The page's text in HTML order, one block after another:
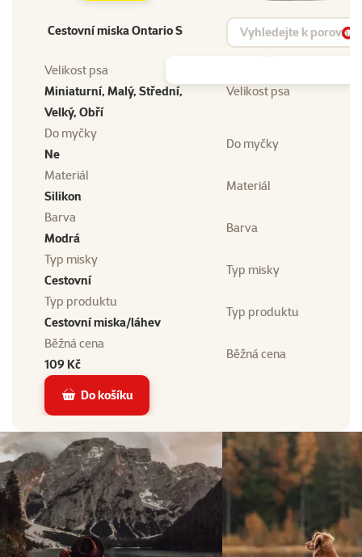
Cestovní miska Ontario S
Vyhledat produkt
Velikost psa
Miniaturní, Malý, Střední,
Velký, Obří
Velikost psa
Do myčky
Ne
Do myčky
Materiál
Silikon
Materiál
Barva
Modrá
Barva
Typ misky
Cestovní
Typ misky
Typ produktu
Cestovní miska/láhev
Typ produktu
Běžná cena
109 Kč
Běžná cena
Do košíku